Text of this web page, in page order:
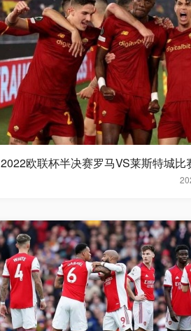
2022欧联杯半决赛罗马VS莱斯特城比